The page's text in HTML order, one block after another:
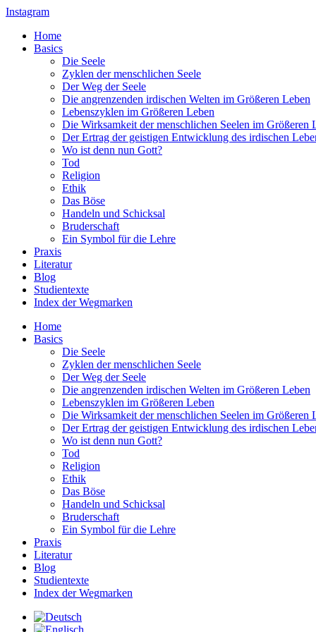
Instagram
Home
Basics
Die Seele
Zyklen der menschlichen Seele
Der Weg der Seele
Die angrenzenden irdischen Welten im Größeren Leben
Lebenszyklen im Größeren Leben
Die Wirksamkeit der menschlichen Seelen im Größeren
Der Ertrag der geistigen Entwicklung des irdischen
Wo ist denn nun Gott?
Tod
Religion
Ethik
Das Böse
Handeln und Schicksal
Bruderschaft
Ein Symbol für die Lehre
Praxis
Literatur
Blog
Studientexte
Index der Wegmarken
Home
Basics
Die Seele
Zyklen der menschlichen Seele
Der Weg der Seele
Die angrenzenden irdischen Welten im Größeren Leben
Lebenszyklen im Größeren Leben
Die Wirksamkeit der menschlichen Seelen im Größeren
Der Ertrag der geistigen Entwicklung des irdischen
Wo ist denn nun Gott?
Tod
Religion
Ethik
Das Böse
Handeln und Schicksal
Bruderschaft
Ein Symbol für die Lehre
Praxis
Literatur
Blog
Studientexte
Index der Wegmarken